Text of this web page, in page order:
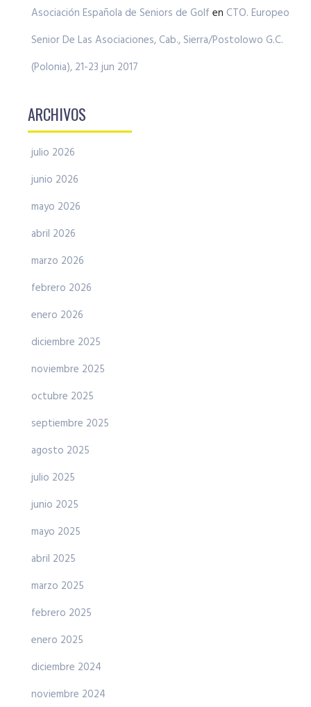
Asociación Española de Seniors de Golf en CTO. Europeo
Senior De Las Asociaciones, Cab., Sierra/Postolowo G.C.
(Polonia), 21-23 jun 2017
ARCHIVOS
julio 2026
junio 2026
mayo 2026
abril 2026
marzo 2026
febrero 2026
enero 2026
diciembre 2025
noviembre 2025
octubre 2025
septiembre 2025
agosto 2025
julio 2025
junio 2025
mayo 2025
abril 2025
marzo 2025
febrero 2025
enero 2025
diciembre 2024
noviembre 2024